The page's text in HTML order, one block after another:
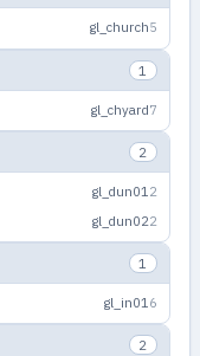
gl_church5
1
gl_chyard7
2
gl_dun012
gl_dun022
1
gl_in016
2